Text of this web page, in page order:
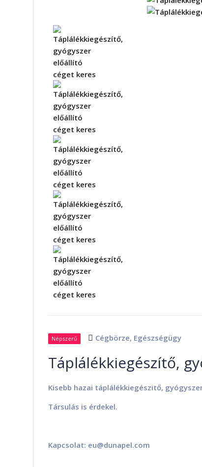
Népszerű Cégbörze, Egészségügy
Táplálékkiegészítő,
Kisebb hazai táplálékkiegészitő,
Társulás is érdekel.
Kapcsolat: eu@dunapel.com